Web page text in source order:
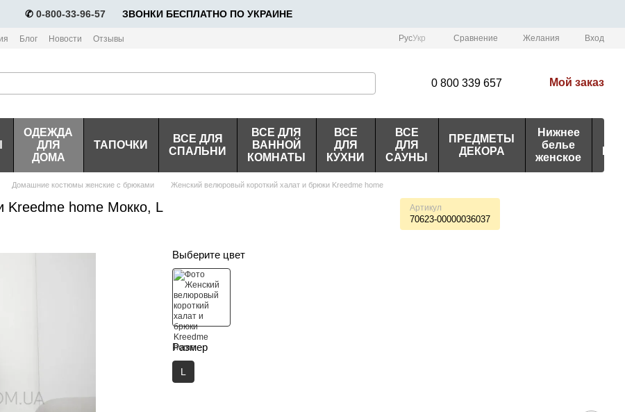
✆ 0-800-33-96-57⠀⠀ЗВОНКИ БЕСПЛАТНО ПО УКРАИНЕ
Блог Новости
Отзывы
РусУкр Сравнение Желания Вход
0 800 339 657 Мой заказ
ОДЕЖДА
ДЛЯ
ДОМА
ТАПОЧКИ
ВСЕ ДЛЯ
СПАЛЬНИ
ВСЕ ДЛЯ
ВАННОЙ
КОМНАТЫ
ВСЕ
ДЛЯ
КУХНИ
ВСЕ
ДЛЯ
САУНЫ
ПРЕДМЕТЫ
ДЕКОРА
Нижнее
белье
женское
Домашние костюмы женские с брюками Женский велюровый короткий халат и брюки Kreedme home
Kreedme home Мокко, L Артикул
70623-00000036037
Выберите цвет
Размер
L